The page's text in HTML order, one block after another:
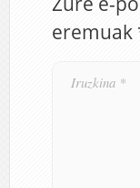
eremuak